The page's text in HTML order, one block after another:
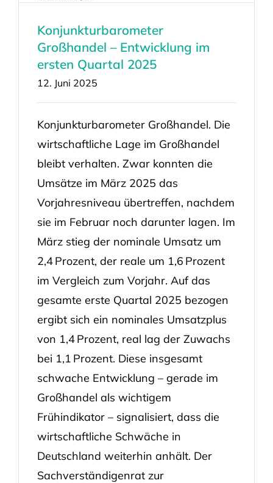
Konjunkturbarometer
Großhandel – Entwicklung im
ersten Quartal 2025
12. Juni 2025
Konjunkturbarometer Großhandel. Die
wirtschaftliche Lage im Großhandel
bleibt verhalten. Zwar konnten die
Umsätze im März 2025 das
Vorjahresniveau übertreffen, nachdem
sie im Februar noch darunter lagen. Im
März stieg der nominale Umsatz um
2,4 Prozent, der reale um 1,6 Prozent
im Vergleich zum Vorjahr. Auf das
gesamte erste Quartal 2025 bezogen
ergibt sich ein nominales Umsatzplus
von 1,4 Prozent, real lag der Zuwachs
bei 1,1 Prozent. Diese insgesamt
schwache Entwicklung – gerade im
Großhandel als wichtigem
Frühindikator – signalisiert, dass die
wirtschaftliche Schwäche in
Deutschland weiterhin anhält. Der
Sachverständigenrat zur